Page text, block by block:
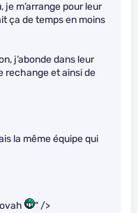
je m’arrange pour leur
ça de temps en moins
j’abonde dans leur
rechange et ainsi de
la même équipe qui
" />